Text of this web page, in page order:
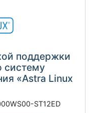
поддержки
систему
«Astra Linux
ST12ED